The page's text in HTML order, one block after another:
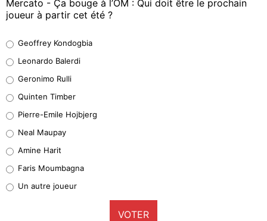
Mercato - Ça bouge à l’OM : Qui doit être le prochain
joueur à partir cet été ?
38%
32%
5%
1%
9%
Geoffrey Kondogbia
Leonardo Balerdi
Geronimo Rulli
Quinten Timber
Pierre-Emile Hojbjerg
Neal Maupay
Amine Harit
Faris Moumbagna
Un autre joueur
VOTER